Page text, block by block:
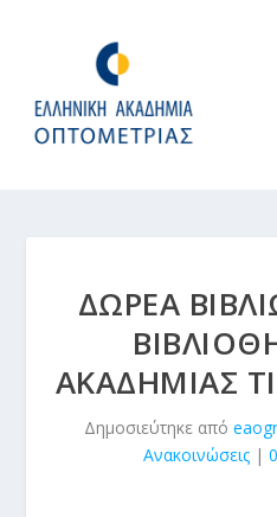
ΔΩΡΕΆ
ΑΚΑΔΗΜΊΑΣ
Δημοσιεύτηκε από eaogr
Ανακοινώσεις| 0